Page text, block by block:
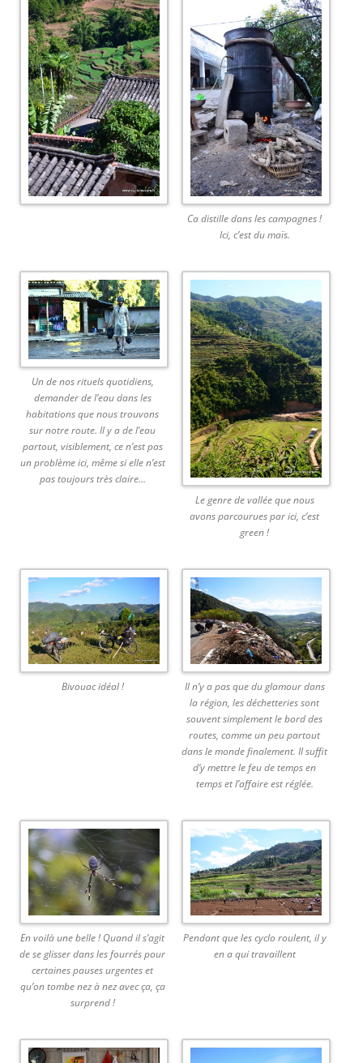
Ca distille dans les campagnes !
Ici, c’est du maïs.
Un de nos rituels quotidiens,
demander de l’eau dans les
habitations que nous trouvons
sur notre route. Il y a de l’eau
partout, visiblement, ce n’est pas
un problème ici, même si elle n’est
pas toujours très claire…
Le genre de vallée que nous
avons parcourues par ici, c’est
green !
Bivouac idéal !
Il n’y a pas que du glamour dans
la région, les déchetteries sont
souvent simplement le bord des
routes, comme un peu partout
dans le monde finalement. Il suffit
d’y mettre le feu de temps en
temps et l’affaire est réglée.
En voilà une belle ! Quand il s’agit
de se glisser dans les fourrés pour
certaines pauses urgentes et
qu’on tombe nez à nez avec ça, ça
surprend !
Pendant que les cyclo roulent, il y
en a qui travaillent